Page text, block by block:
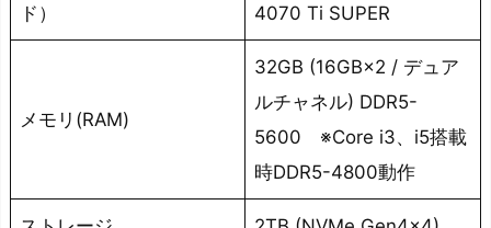
ド）
4070 Ti SUPER
メモリ(RAM)
32GB (16GB×2 / デュア
ルチャネル) DDR5-
5600 ※Core i3、i5搭載
時DDR5-4800動作